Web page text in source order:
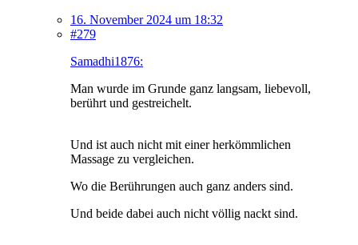
16. November 2024 um 18:32
#279
Samadhi1876:
Man wurde im Grunde ganz langsam, liebevoll,
berührt und gestreichelt.
Und ist auch nicht mit einer herkömmlichen
Massage zu vergleichen.
Wo die Berührungen auch ganz anders sind.
Und beide dabei auch nicht völlig nackt sind.